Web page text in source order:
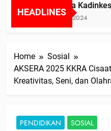
HEADLINES
Diduga Kadinkes
Juli 24, 2024
Home
Sosial
AKSERA 2025 KKRA
Kreativitas, Seni, dan
PENDIDIKAN SOSIAL